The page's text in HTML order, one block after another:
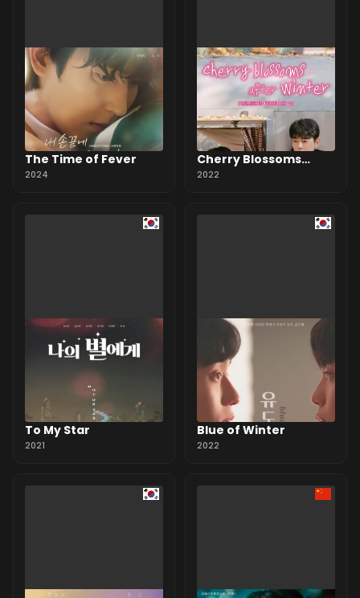
The Time of Fever
2024
Cherry Blossoms
After Winter
2022
To My Star
2021
Blue of Winter
2022